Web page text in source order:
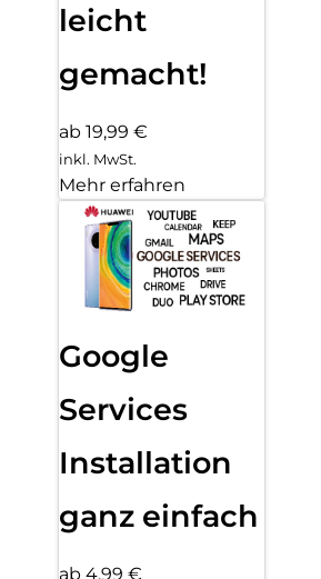
leicht
gemacht!
ab 19,99 €
inkl. MwSt.
Mehr erfahren
Google
Services
Installation
ganz einfach
ab 4,99 €